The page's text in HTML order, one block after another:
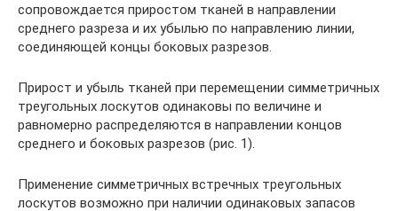
сопровождается приростом тканей в направлении
среднего разреза и их убылью по направлению линии,
соединяющей концы боковых разрезов.
Прирост и убыль тканей при перемещении симметричных
треугольных лоскутов одинаковы по величине и
равномерно распределяются в направлении концов
среднего и боковых разрезов (рис. 1).
Применение симметричных встречных треугольных
лоскутов возможно при наличии одинаковых запасов